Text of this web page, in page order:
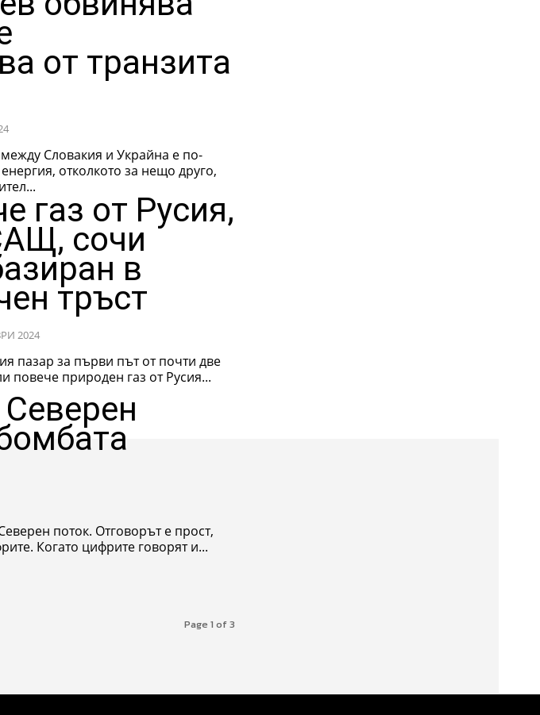
от транзита
Словакия и Украйна е по-
отколкото за нещо друго,
газ от Русия,
сочи
в
тръст
2024
пазар за първи път от почти две
повече природен газ от Русия...
поток. Отговорът е прост,
Когато цифрите говорят и...
Page 1 of 3